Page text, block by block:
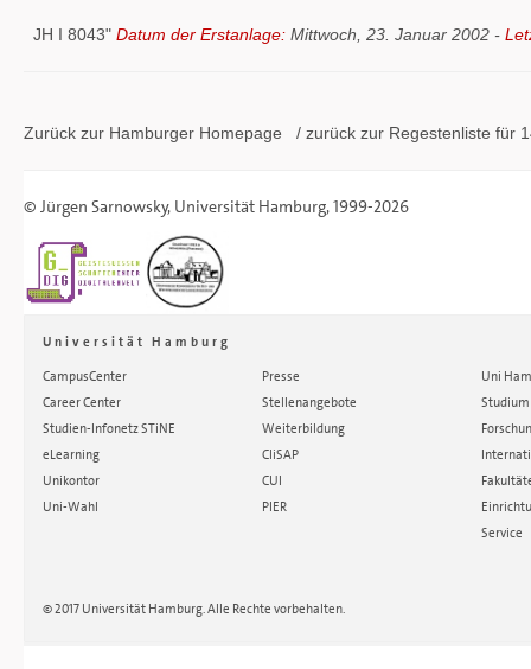
JH I 8043" Datum der Erstanlage: Mittwoch, 23. Januar 2002 -
Zurück zur Hamburger Homepage / zurück zur Regestenliste für
© Jürgen Sarnowsky, Universität Hamburg, 1999-2026